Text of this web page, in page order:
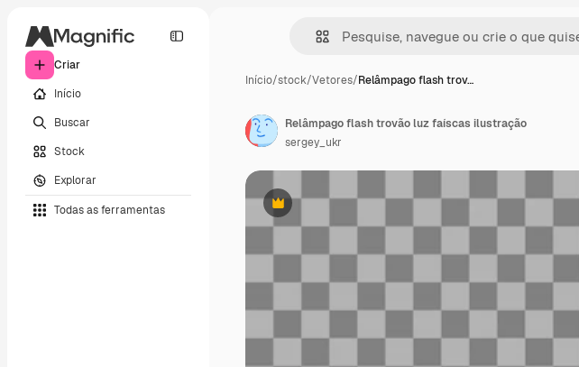
Criar
Início
Buscar
Stock
Explorar
Todas as ferramentas
Início/stock/Vetores/Relâmpago flash trov…
Premium
Relâmpago flash trovão luz faíscas ilustração
sergey_ukr